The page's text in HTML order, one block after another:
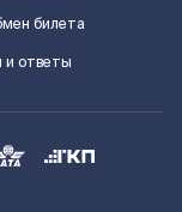
билета
и ответы